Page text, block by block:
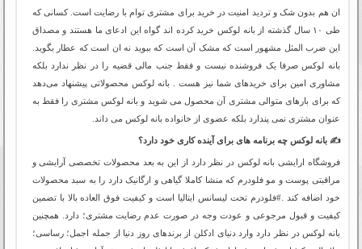
ان هم بدون شک و تردید امنیت در خرید برای مشتری توام با رضایت است. کسانی که
طی ۱۰ سال گذشته از بانه لوکس خرید کرده اند گواه این ادعای ما هستند و مصداق
این ضرب المثل مشهور است که مشک آن است که ببوید نه ان است که عطار بگوید.
بانه لوکس صرفا یک فروشنده نیست و فقط جنب مالی قضیه را در نظر ندارد بلکه
مشاوری امین برای خریدهای شما نیز هست . بانه لوکس محصولاتی پیشنهاد می‌دهد
که برای بارهای متوالی مشتری آن محصول می شوید و‌ بانه لوکس مشتری را فقط به
عنوان مشتری نمی پندارد بلکه عضوی از خانواده بانه لوکس می داند.
✍️ بانه لوکس چه برنامه های برای آینده کاری خود دارد؟
فروشگاه ارایشی بانه لوکس در نظر دارد از این به بعد محصولات تخصصی آرایشی و
مراقبتی پوست و مو فلودرم که منشا کاملا گیاهی و ارگانیک دارد را به سبد محصولات
خود اضافه کند .#فلودرم تحت لیسانس ایتالیا است و کیفیت فوق العاده بالا با تضمین
کیفیت و قبول مرجوعی و عودت وجه در صورت عدم رضایت مشتری؛ دارد. همچنین
بانه لوکس در نظر دارد وارد دنیای ادکلن از برندهای روز دنیا از جمله اجمل؛ رساسی؛